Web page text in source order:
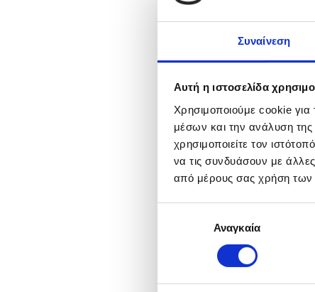
Συναίνεση
Αυτή η ιστοσελίδα
Χρησιμοποιούμε cookie για
μέσων και την ανάλυση
χρησιμοποιείτε τον
να τις συνδυάσουν με
από μέρους σας χρήση των
συγκατάθεσηςΑναγκαία